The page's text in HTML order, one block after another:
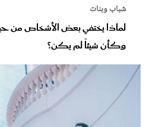
شباب وبنات
لماذا يختفي بعض الأشخاص من
وكأن شيئاً لم يكن؟